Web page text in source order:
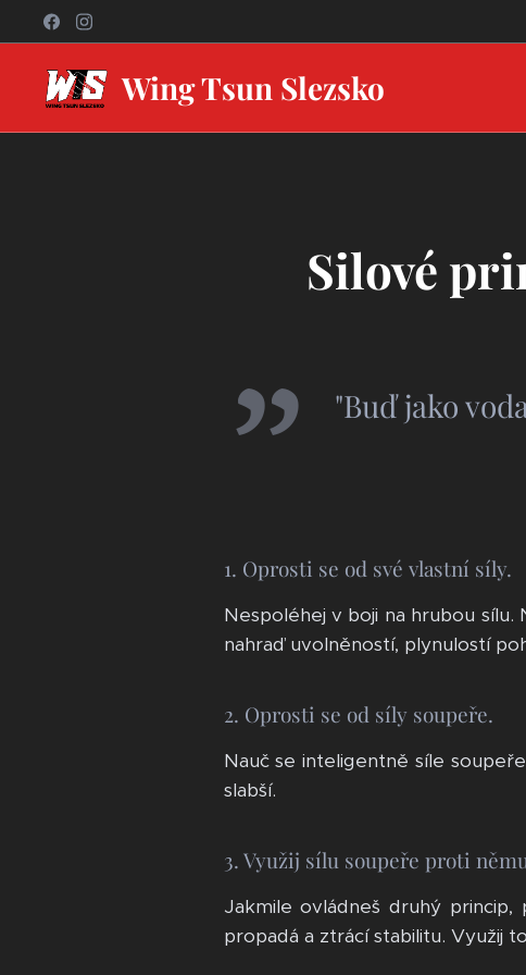
Wing Tsun Slezsko
Silové
"Buď
1. Oprosti se od své vlastní síly.
Nespoléhej v boji na hrubou sílu.
nahraď uvolněností, plynulostí
2. Oprosti se od síly soupeře.
Nauč se inteligentně síle
slabší.
3. Využij sílu soupeře proti
Jakmile ovládneš druhý
propadá a ztrácí stabilitu. Využij